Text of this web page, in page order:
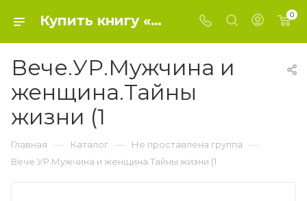
Купить книгу «Вече.УР.Мужчина и женщина.Тайны жизни (1» 2018, Бернацкий А. - Не проставлена группа 0
Вече.УР.Мужчина и
женщина.Тайны
жизни (1
Главная — Каталог — Не проставлена группа —
Вече.УР.Мужчина и женщина.Тайны жизни (1